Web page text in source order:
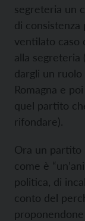
segreteria un
di
ventilato caso
alla segreteria
dargli un
Romagna e
quel partito
rifondare).
Ora un partito
come è
politica, di
conto del